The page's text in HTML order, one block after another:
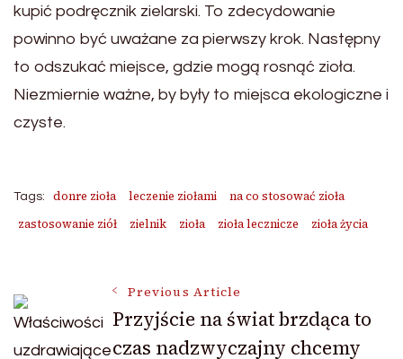
kupić podręcznik zielarski. To zdecydowanie
powinno być uważane za pierwszy krok. Następny
to odszukać miejsce, gdzie mogą rosnąć zioła.
Niezmiernie ważne, by były to miejsca ekologiczne i
czyste.
Tags: donre zioła leczenie ziołami
na co stosować zioła
zastosowanie ziół
zielnik zioła zioła lecznicze zioła życia
Post
Previous Article
Przyjście na świat brzdąca to
czas nadzwyczajny chcemy